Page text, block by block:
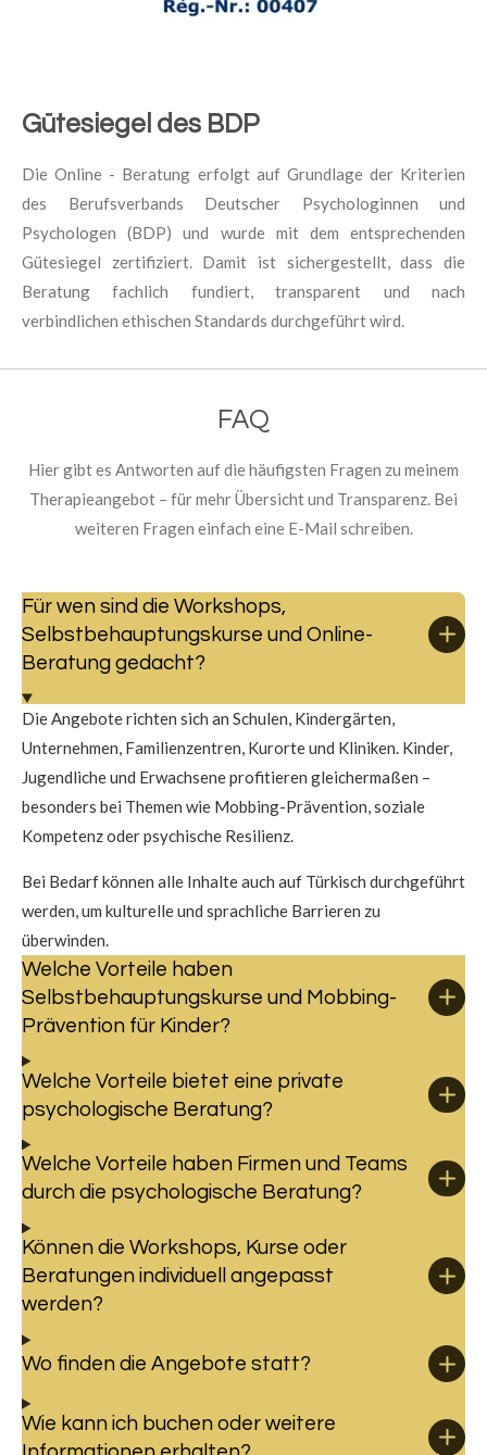
Gütesiegel des BDP
Die Online - Beratung erfolgt auf Grundlage der Kriterien
des Berufsverbands Deutscher Psychologinnen und
Psychologen (BDP) und wurde mit dem entsprechenden
Gütesiegel zertifiziert. Damit ist sichergestellt, dass die
Beratung fachlich fundiert, transparent und nach
verbindlichen ethischen Standards durchgeführt wird.
FAQ
Hier gibt es Antworten auf die häufigsten Fragen zu meinem
Therapieangebot – für mehr Übersicht und Transparenz. Bei
weiteren Fragen einfach eine E-Mail schreiben.
Für wen sind die Workshops,
Selbstbehauptungskurse und Online-
Beratung gedacht?
Die Angebote richten sich an Schulen, Kindergärten,
Unternehmen, Familienzentren, Kurorte und Kliniken. Kinder,
Jugendliche und Erwachsene profitieren gleichermaßen –
besonders bei Themen wie Mobbing-Prävention, soziale
Kompetenz oder psychische Resilienz.
Bei Bedarf können alle Inhalte auch auf Türkisch durchgeführt
werden, um kulturelle und sprachliche Barrieren zu
überwinden.
Welche Vorteile haben
Selbstbehauptungskurse und Mobbing-
Prävention für Kinder?
Welche Vorteile bietet eine private
psychologische Beratung?
Welche Vorteile haben Firmen und Teams
durch die psychologische Beratung?
Können die Workshops, Kurse oder
Beratungen individuell angepasst
werden?
Wo finden die Angebote statt?
Wie kann ich buchen oder weitere